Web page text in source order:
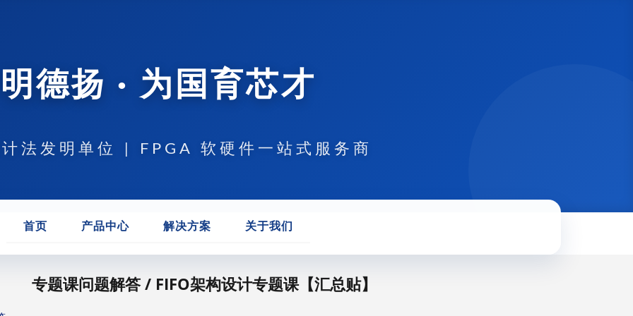
明德扬 · 为国育芯才
法发明单位 | FPGA 软硬件一站式服务商
首页 产品中心 解决方案 关于我们
专题课问题解答 / FIFO架构设计专题课【汇总贴】